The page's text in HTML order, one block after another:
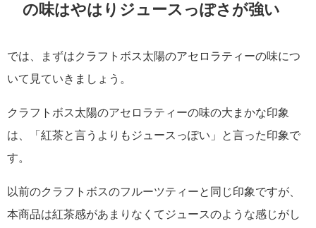
の味はやはりジュースっぽさが強い
では、まずはクラフトボス太陽のアセロラティーの味につ
いて見ていきましょう。
クラフトボス太陽のアセロラティーの味の大まかな印象
は、「紅茶と言うよりもジュースっぽい」と言った印象で
す。
以前のクラフトボスのフルーツティーと同じ印象ですが、
本商品は紅茶感があまりなくてジュースのような感じがし